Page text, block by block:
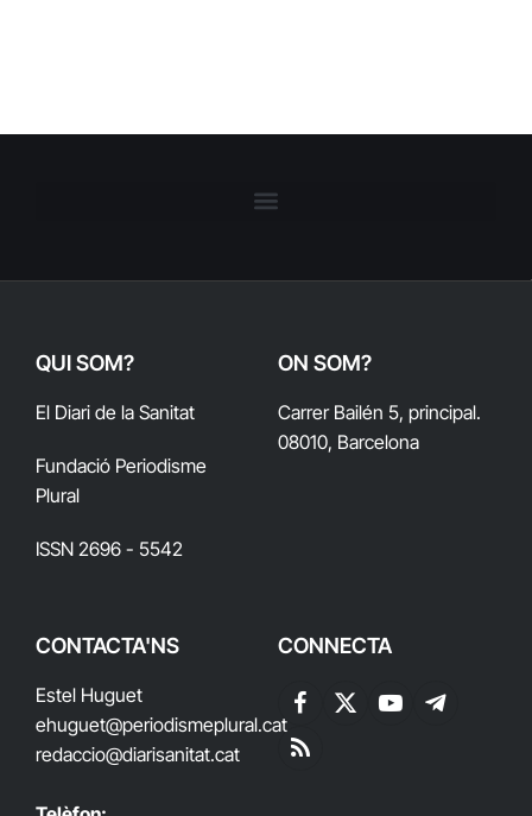
QUI SOM?
El Diari de la Sanitat
Fundació Periodisme
Plural
ISSN 2696 - 5542
ON SOM?
Carrer Bailén 5, principal.
08010, Barcelona
CONTACTA'NS
Estel Huguet
ehuguet@periodismeplural.cat
redaccio@diarisanitat.cat
CONNECTA
Facebook
X
YouTubeTelegram
RSS